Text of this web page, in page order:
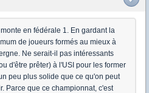
en fédérale 1. En gardant la
de joueurs formés au mieux à
Ne serait-il pas intéressants
d'être prêter) à l'USI pour les former
peu plus solide que ce qu'on peut
Parce que ce championnat, c'est